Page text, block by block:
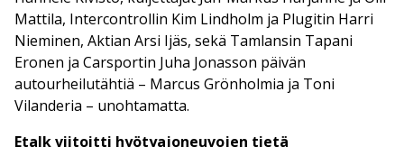
Mattila, Intercontrollin Kim Lindholm ja Plugitin Harri
Nieminen, Aktian Arsi Ijäs, sekä Tamlansin Tapani
Eronen ja Carsportin Juha Jonasson päivän
autourheilutähtiä – Marcus Grönholmia ja Toni
Vilanderia – unohtamatta.
Etalk viitoitti hyötyajoneuvojen tietä